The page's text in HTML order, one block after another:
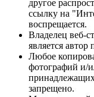
другое
ссылку на
воспрещается.
Владелец веб-
является автор
Любое
фотографий и/
принадлежащих
запрещено.